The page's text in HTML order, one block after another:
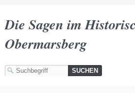
Die Sagen im
Obermarsberg